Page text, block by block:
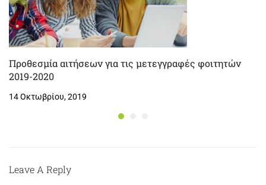
Προθεσμία αιτήσεων για τις μετεγγραφές φοιτητών
2019-2020
14 Οκτωβρίου, 2019
Leave A Reply